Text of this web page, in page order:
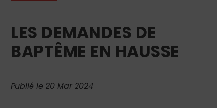
LES DEMANDES DE
BAPTÊME EN HAUSSE
Publié le 20 Mar 2024